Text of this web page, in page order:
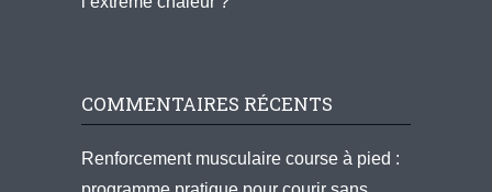
COMMENTAIRES RÉCENTS
Renforcement musculaire course à pied :